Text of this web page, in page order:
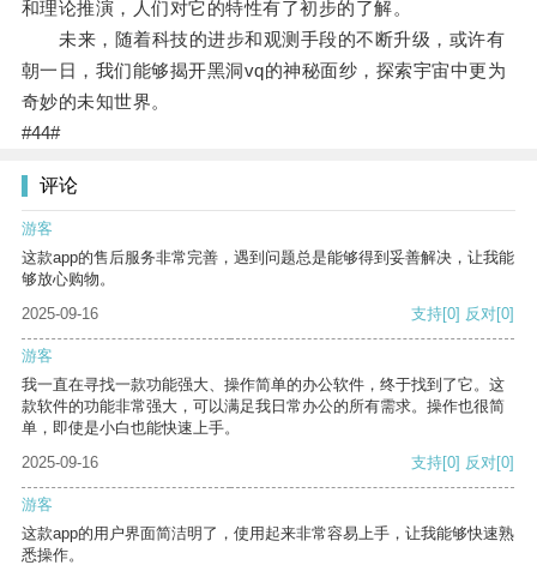
和理论推演，人们对它的特性有了初步的了解。
未来，随着科技的进步和观测手段的不断升级，或许有
朝一日，我们能够揭开黑洞vq的神秘面纱，探索宇宙中更为
奇妙的未知世界。
#44#
评论
游客
这款app的售后服务非常完善，遇到问题总是能够得到妥善解决，让我能
够放心购物。
2025-09-16
支持[0] 反对[0]
游客
我一直在寻找一款功能强大、操作简单的办公软件，终于找到了它。这
款软件的功能非常强大，可以满足我日常办公的所有需求。操作也很简
单，即使是小白也能快速上手。
2025-09-16
支持[0] 反对[0]
游客
这款app的用户界面简洁明了，使用起来非常容易上手，让我能够快速熟
悉操作。